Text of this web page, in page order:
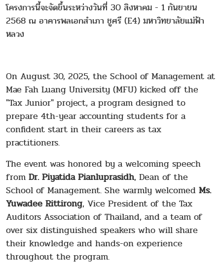
โครงการนี้จะจัดขึ้นระหว่างวันที่ 30 สิงหาคม - 1 กันยายน
2568 ณ อาคารพลเอกสำเภา ชูศรี (E4) มหาวิทยาลัยแม่ฟ้า
หลวง
On August 30, 2025, the School of Management at
Mae Fah Luang University (MFU) kicked off the
"Tax Junior" project, a program designed to
prepare 4th-year accounting students for a
confident start in their careers as tax
practitioners.
The event was honored by a welcoming speech
from Dr. Piyatida Pianluprasidh, Dean of the
School of Management. She warmly welcomed Ms.
Yuwadee Rittirong, Vice President of the Tax
Auditors Association of Thailand, and a team of
over six distinguished speakers who will share
their knowledge and hands-on experience
throughout the program.